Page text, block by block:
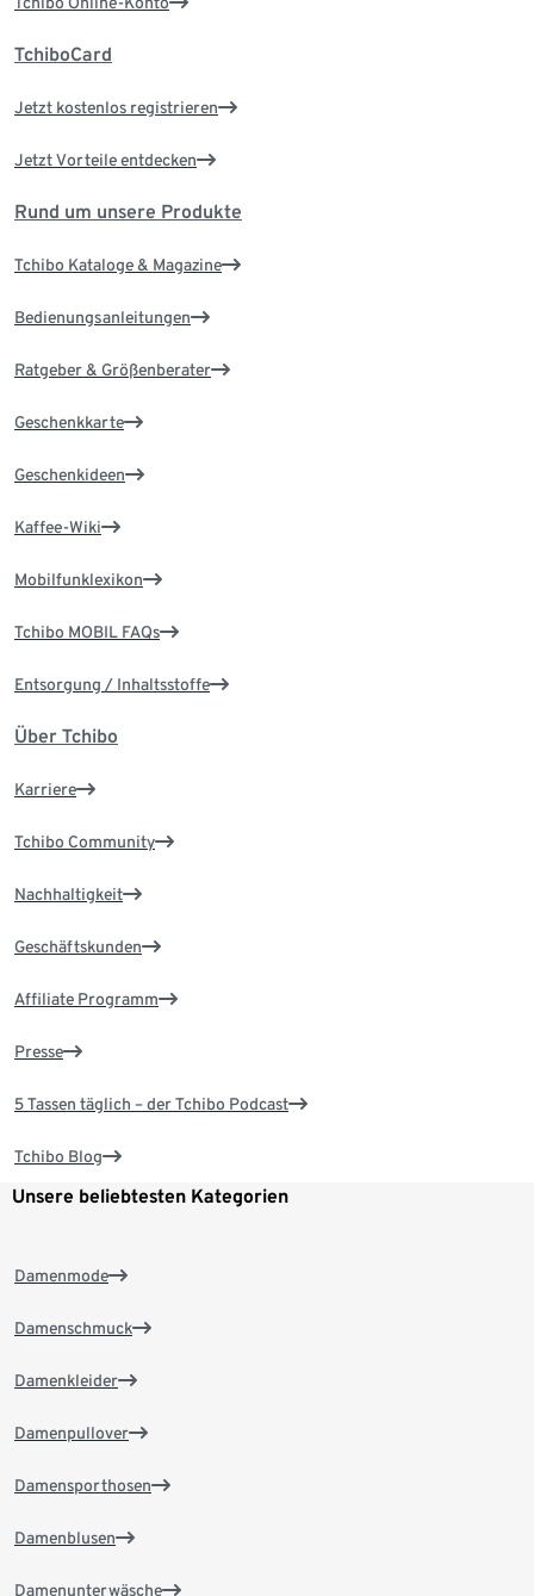
TchiboCard
Jetzt kostenlos registrieren
Jetzt Vorteile entdecken
Rund um unsere Produkte
Tchibo Kataloge & Magazine
Bedienungsanleitungen
Ratgeber & Größenberater
Geschenkkarte
Geschenkideen
Kaffee-Wiki
Mobilfunklexikon
Tchibo MOBIL FAQs
Entsorgung / Inhaltsstoffe
Über Tchibo
Karriere
Tchibo Community
Nachhaltigkeit
Geschäftskunden
Affiliate Programm
Presse
5 Tassen täglich – der Tchibo Podcast
Tchibo Blog
Unsere beliebtesten Kategorien
Damenmode
Damenschmuck
Damenkleider
Damenpullover
Damensporthosen
Damenblusen
Damenunterwäsche